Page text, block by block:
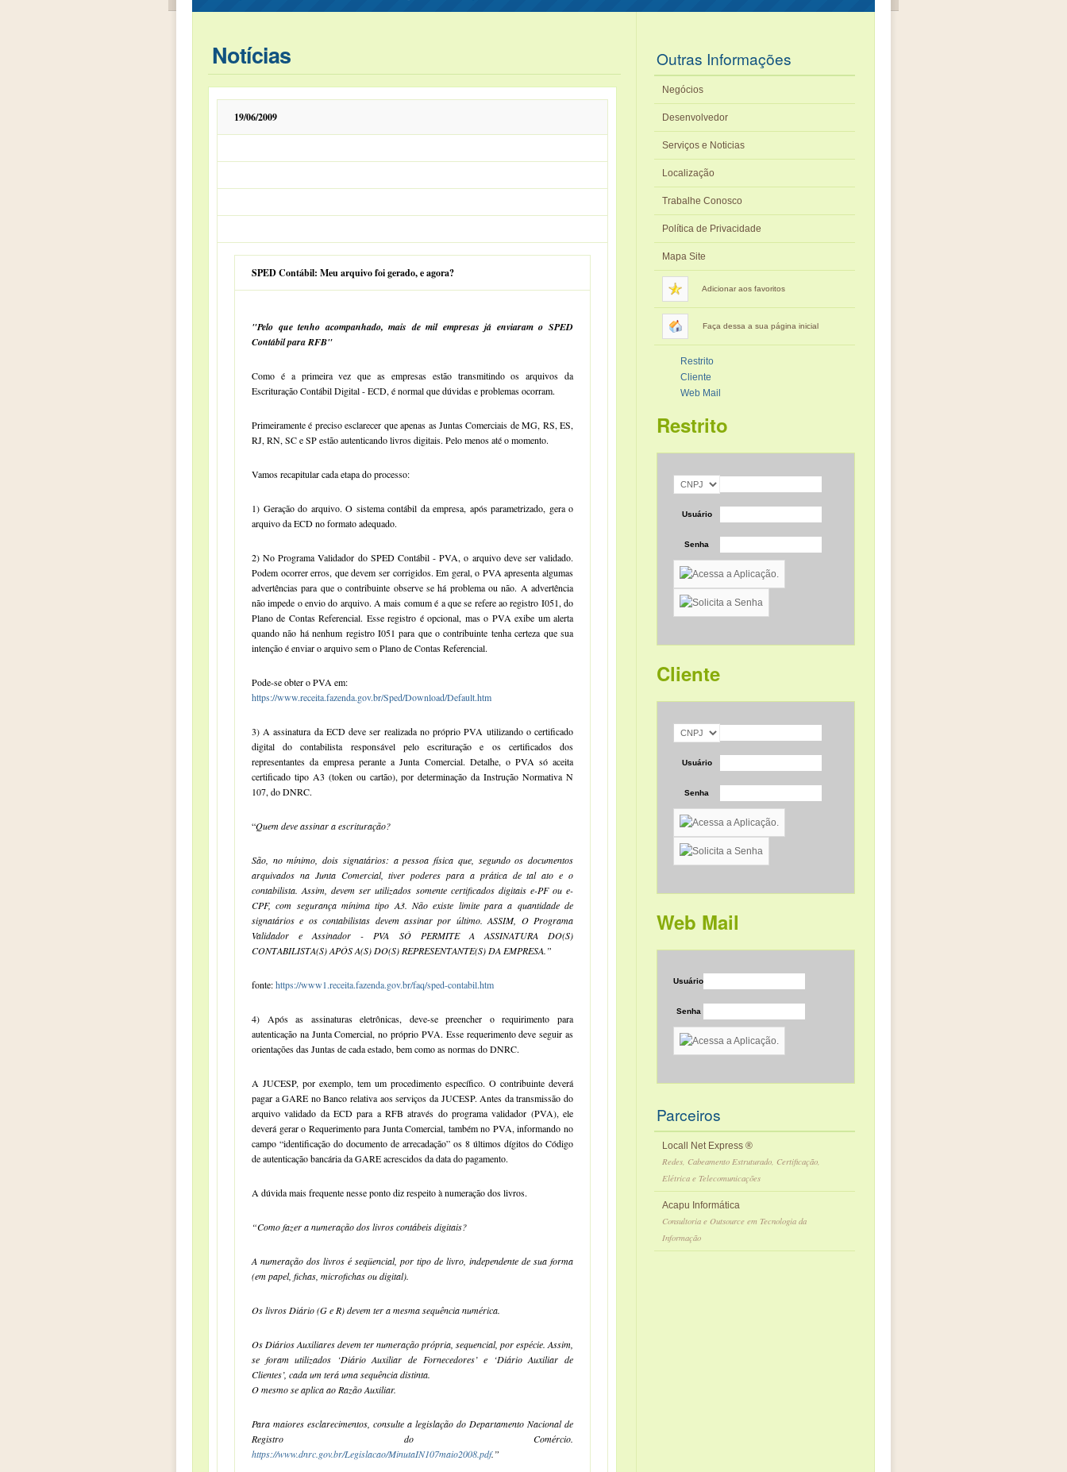
Notícias
19/06/2009
SPED Contábil: Meu arquivo foi gerado, e agora?
"Pelo que tenho acompanhado, mais de mil empresas já enviaram o SPED
Contábil para RFB"
Como é a primeira vez que as empresas estão transmitindo os arquivos da
Escrituração Contábil Digital - ECD, é normal que dúvidas e problemas ocorram.
Primeiramente é preciso esclarecer que apenas as Juntas Comerciais de MG, RS, ES,
RJ, RN, SC e SP estão autenticando livros digitais. Pelo menos até o momento.
Vamos recapitular cada etapa do processo:
1) Geração do arquivo. O sistema contábil da empresa, após parametrizado, gera o
arquivo da ECD no formato adequado.
2) No Programa Validador do SPED Contábil - PVA, o arquivo deve ser validado.
Podem ocorrer erros, que devem ser corrigidos. Em geral, o PVA apresenta algumas
advertências para que o contribuinte observe se há problema ou não. A advertência
não impede o envio do arquivo. A mais comum é a que se refere ao registro I051, do
Plano de Contas Referencial. Esse registro é opcional, mas o PVA exibe um alerta
quando não há nenhum registro I051 para que o contribuinte tenha certeza que sua
intenção é enviar o arquivo sem o Plano de Contas Referencial.
Pode-se obter o PVA em:
https://www.receita.fazenda.gov.br/Sped/Download/Default.htm
3) A assinatura da ECD deve ser realizada no próprio PVA utilizando o certificado
digital do contabilista responsável pelo escrituração e os certificados dos
representantes da empresa perante a Junta Comercial. Detalhe, o PVA só aceita
certificado tipo A3 (token ou cartão), por determinação da Instrução Normativa N
107, do DNRC.
“Quem deve assinar a escrituração?
São, no mínimo, dois signatários: a pessoa física que, segundo os documentos
arquivados na Junta Comercial, tiver poderes para a prática de tal ato e o
contabilista. Assim, devem ser utilizados somente certificados digitais e-PF ou e-
CPF, com segurança mínima tipo A3. Não existe limite para a quantidade de
signatários e os contabilistas devem assinar por último. ASSIM, O Programa
Validador e Assinador - PVA SÓ PERMITE A ASSINATURA DO(S)
CONTABILISTA(S) APÓS A(S) DO(S) REPRESENTANTE(S) DA EMPRESA.”
fonte:https://www1.receita.fazenda.gov.br/faq/sped-contabil.htm
4) Após as assinaturas eletrônicas, deve-se preencher o requirimento para
autenticação na Junta Comercial, no próprio PVA. Esse requerimento deve seguir as
orientações das Juntas de cada estado, bem como as normas do DNRC.
A JUCESP, por exemplo, tem um procedimento específico. O contribuinte deverá
pagar a GARE no Banco relativa aos serviços da JUCESP. Antes da transmissão do
arquivo validado da ECD para a RFB através do programa validador (PVA), ele
deverá gerar o Requerimento para Junta Comercial, também no PVA, informando no
campo “identificação do documento de arrecadação” os 8 últimos dígitos do Código
de autenticação bancária da GARE acrescidos da data do pagamento.
A dúvida mais frequente nesse ponto diz respeito à numeração dos livros.
“Como fazer a numeração dos livros contábeis digitais?
A numeração dos livros é seqüencial, por tipo de livro, independente de sua forma
(em papel, fichas, microfichas ou digital).
Os livros Diário (G e R) devem ter a mesma sequência numérica.
Os Diários Auxiliares devem ter numeração própria, sequencial, por espécie. Assim,
se foram utilizados ‘Diário Auxiliar de Fornecedores’ e ‘Diário Auxiliar de
Clientes’, cada um terá uma sequência distinta.
O mesmo se aplica ao Razão Auxiliar.
Para maiores esclarecimentos, consulte a legislação do Departamento Nacional de
Registro do Comércio.
https://www.dnrc.gov.br/Legislacao/MinutaIN107maio2008.pdf.”
Outras Informações
Negócios
Desenvolvedor
Serviços e Noticias
Localização
Trabalhe Conosco
Política de Privacidade
Mapa Site
Adicionar aos favoritos
Faça dessa a sua página inicial
Restrito
Cliente
Web Mail
Restrito
Usuário
Senha
Cliente
Usuário
Senha
Web Mail
Usuário
Senha
Parceiros
Locall Net Express ®
Redes, Cabeamento Estruturado, Certificação,
Elétrica e Telecomunicações
Acapu Informática
Consultoria e Outsource em Tecnologia da
Informação